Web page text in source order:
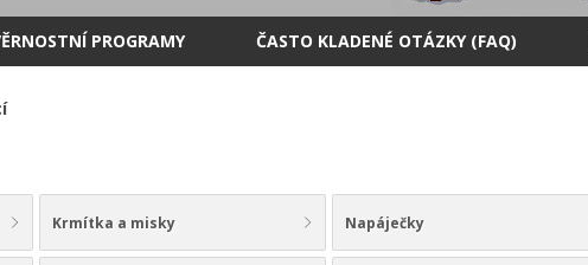
PROGRAMY ČASTO KLADENÉ OTÁZKY (FAQ)
Krmítka a misky Napáječky